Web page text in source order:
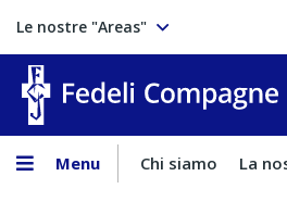
Le nostre "Areas"
Menu Chi siamo La